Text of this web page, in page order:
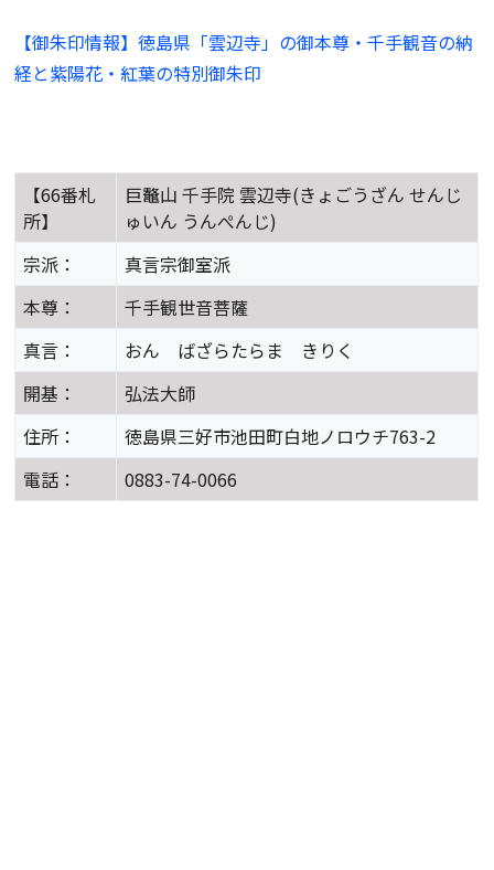
【御朱印情報】徳島県「雲辺寺」の御本尊・千手観音の納
経と紫陽花・紅葉の特別御朱印
【66番札
所】
巨鼇山 千手院 雲辺寺(きょごうざん せんじ
ゅいん うんぺんじ)
宗派：
真言宗御室派
本尊：
千手観世音菩薩
真言：
おん ばざらたらま きりく
開基：
弘法大師
住所：
徳島県三好市池田町白地ノロウチ763-2
電話：
0883-74-0066